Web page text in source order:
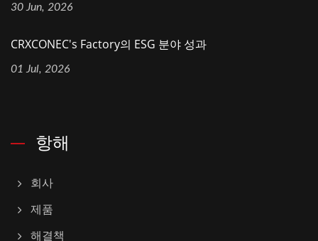
30 Jun, 2026
CRXCONEC's Factory의 ESG 분야 성과
01 Jul, 2026
항해
회사
제품
해결책